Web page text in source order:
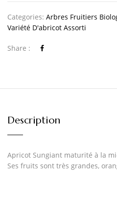
Categories: Arbres Fruitiers
Variété D'abricot Assorti
Share :
Description
Apricot Sungiant maturité à la
Ses fruits sont très grandes,